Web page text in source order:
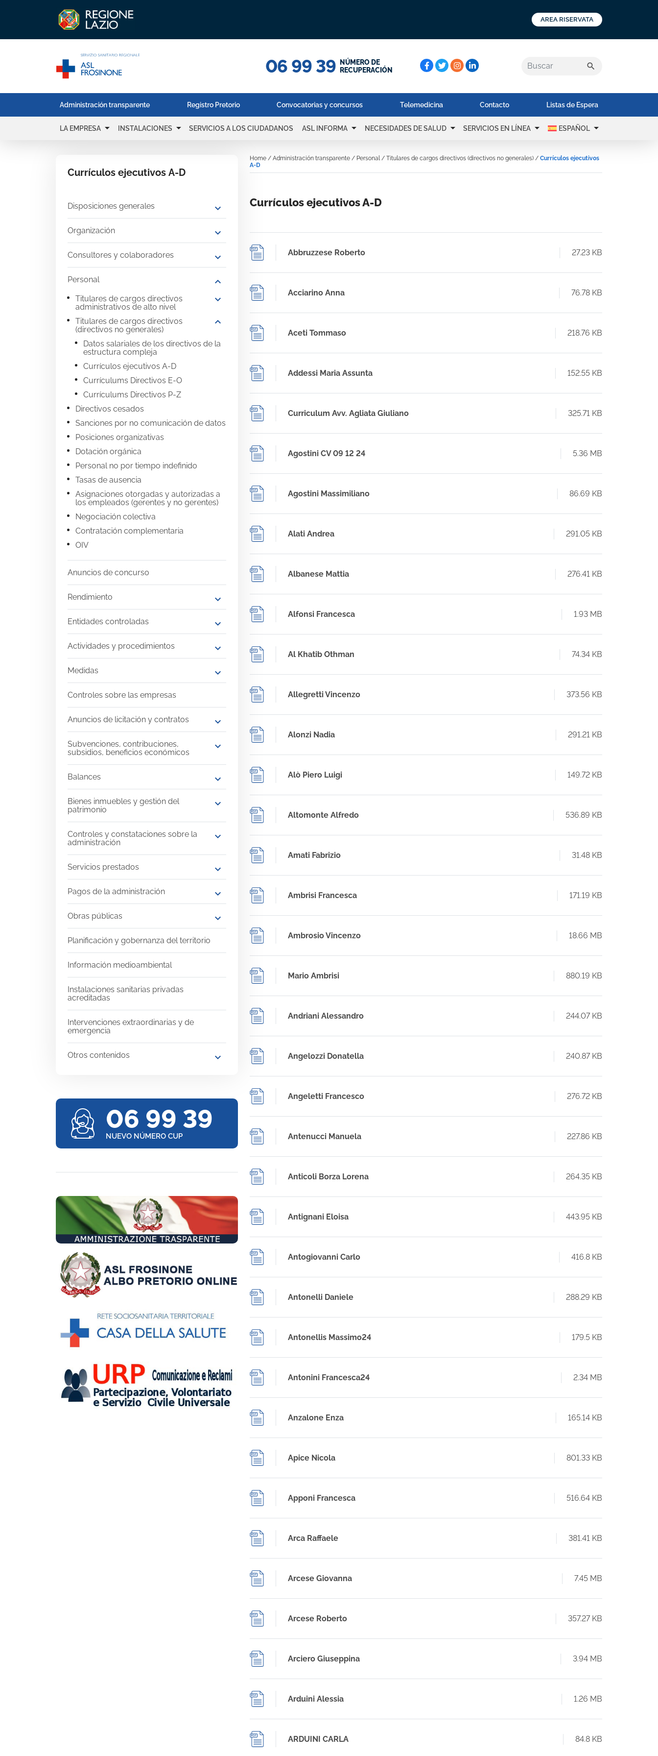
AREA RISERVATA
06 99 39
NÚMERO DE
RECUPERACIÓN
Cerca: search
Administración transparente Registro Pretorio Convocatorias y concursos Telemedicina Contacto Listas de Espera
LA EMPRESA arrow_drop_down INSTALACIONES arrow_drop_down SERVICIOS A LOS CIUDADANOS ASL INFORMA arrow_drop_down NECESIDADES DE SALUD arrow_drop_down SERVICIOS EN LÍNEA arrow_drop_down ESPAÑOL arrow_drop_down
Currículos ejecutivos A-D
Disposiciones generales expand_more
Organización expand_more
Consultores y colaboradores expand_more
Personal expand_more
Titulares de cargos directivos
administrativos de alto nivel
expand_more
Titulares de cargos directivos
(directivos no generales)
expand_more
Datos salariales de los directivos de la
estructura compleja
Currículos ejecutivos A-D
Currículums Directivos E-O
Currículums Directivos P-Z
Directivos cesados
Sanciones por no comunicación de datos
Posiciones organizativas
Dotación orgánica
Personal no por tiempo indefinido
Tasas de ausencia
Asignaciones otorgadas y autorizadas a
los empleados (gerentes y no gerentes)
Negociación colectiva
Contratación complementaria
OIV
Anuncios de concurso
Rendimiento expand_more
Entidades controladas expand_more
Actividades y procedimientos expand_more
Medidas expand_more
Controles sobre las empresas
Anuncios de licitación y contratos expand_more
Subvenciones, contribuciones,
subsidios, beneficios económicos
expand_more
Balances expand_more
Bienes inmuebles y gestión del
patrimonio
expand_more
Controles y constataciones sobre la
administración
expand_more
Servicios prestados expand_more
Pagos de la administración expand_more
Obras públicas expand_more
Planificación y gobernanza del territorio
Información medioambiental
Instalaciones sanitarias privadas
acreditadas
Intervenciones extraordinarias y de
emergencia
Otros contenidos expand_more
Home / Administración transparente / Personal/ Titulares de cargos directivos (directivos no generales) / Currículos ejecutivos
A-D
Currículos ejecutivos A-D
Abbruzzese Roberto 27.23 KB
Acciarino Anna 76.78 KB
Aceti Tommaso 218.76 KB
Addessi Maria Assunta 152.55 KB
Curriculum Avv. Agliata Giuliano 325.71 KB
Agostini CV 09 12 24 5.36 MB
Agostini Massimiliano 86.69 KB
Alati Andrea 291.05 KB
Albanese Mattia 276.41 KB
Alfonsi Francesca 1.93 MB
Al Khatib Othman 74.34 KB
Allegretti Vincenzo 373.56 KB
Alonzi Nadia 291.21 KB
Alò Piero Luigi 149.72 KB
Altomonte Alfredo 536.89 KB
Amati Fabrizio 31.48 KB
Ambrisi Francesca 171.19 KB
Ambrosio Vincenzo 18.66 MB
Mario Ambrisi 880.19 KB
Andriani Alessandro 244.07 KB
Angelozzi Donatella 240.87 KB
Angeletti Francesco 276.72 KB
Antenucci Manuela 227.86 KB
Anticoli Borza Lorena 264.35 KB
Antignani Eloisa 443.95 KB
Antogiovanni Carlo 416.8 KB
Antonelli Daniele 288.29 KB
Antonellis Massimo24 179.5 KB
Antonini Francesca24 2.34 MB
Anzalone Enza 165.14 KB
Apice Nicola 801.33 KB
Apponi Francesca 516.64 KB
Arca Raffaele 381.41 KB
Arcese Giovanna 7.45 MB
Arcese Roberto 357.27 KB
Arciero Giuseppina 3.94 MB
Arduini Alessia 1.26 MB
ARDUINI CARLA 84.8 KB
06 99 39
NUEVO NÚMERO CUP